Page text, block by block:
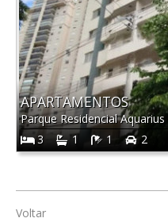
APARTAMENTOS
Parque Residencial Aquarius
3
1 1 2
Voltar